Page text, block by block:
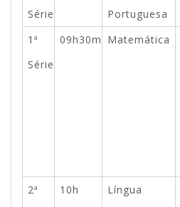
Série
Portuguesa
1ª
Série
09h30m Matemática
2ª
10h
Língua